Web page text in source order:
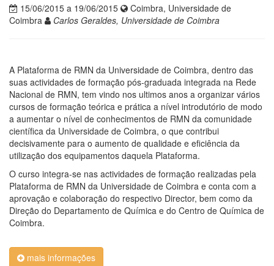
15/06/2015 a 19/06/2015
Coimbra, Universidade de
Coimbra
Carlos Geraldes, Universidade de Coimbra
A Plataforma de RMN da Universidade de Coimbra, dentro das
suas actividades de formação pós-graduada integrada na Rede
Nacional de RMN, tem vindo nos ultimos anos a organizar vários
cursos de formação teórica e prática a nível introdutório de modo
a aumentar o nível de conhecimentos de RMN da comunidade
científica da Universidade de Coimbra, o que contribui
decisivamente para o aumento de qualidade e eficiência da
utilização dos equipamentos daquela Plataforma.
O curso integra-se nas actividades de formação realizadas pela
Plataforma de RMN da Universidade de Coimbra e conta com a
aprovação e colaboração do respectivo Director, bem como da
Direção do Departamento de Química e do Centro de Química de
Coimbra.
mais informações